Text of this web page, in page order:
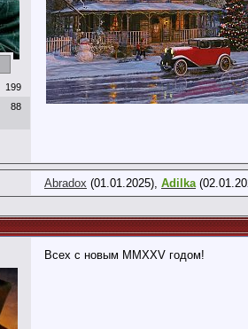
199
88
Abradox (01.01.2025), Adilka
Всех с новым MMXXV годом!